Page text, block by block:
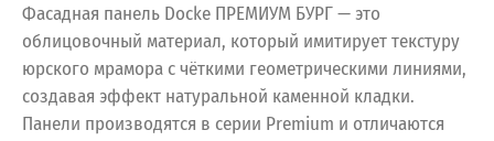
Фасадная панель Docke ПРЕМИУМ БУРГ — это
облицовочный материал, который имитирует текстуру
юрского мрамора с чёткими геометрическими линиями,
создавая эффект натуральной каменной кладки.
Панели производятся в серии Premium и отличаются